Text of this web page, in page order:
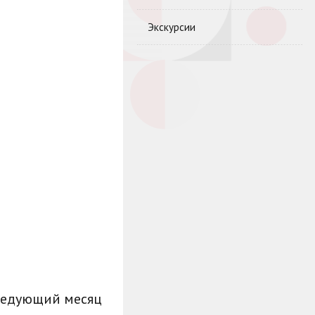
месяц
Экскурсии